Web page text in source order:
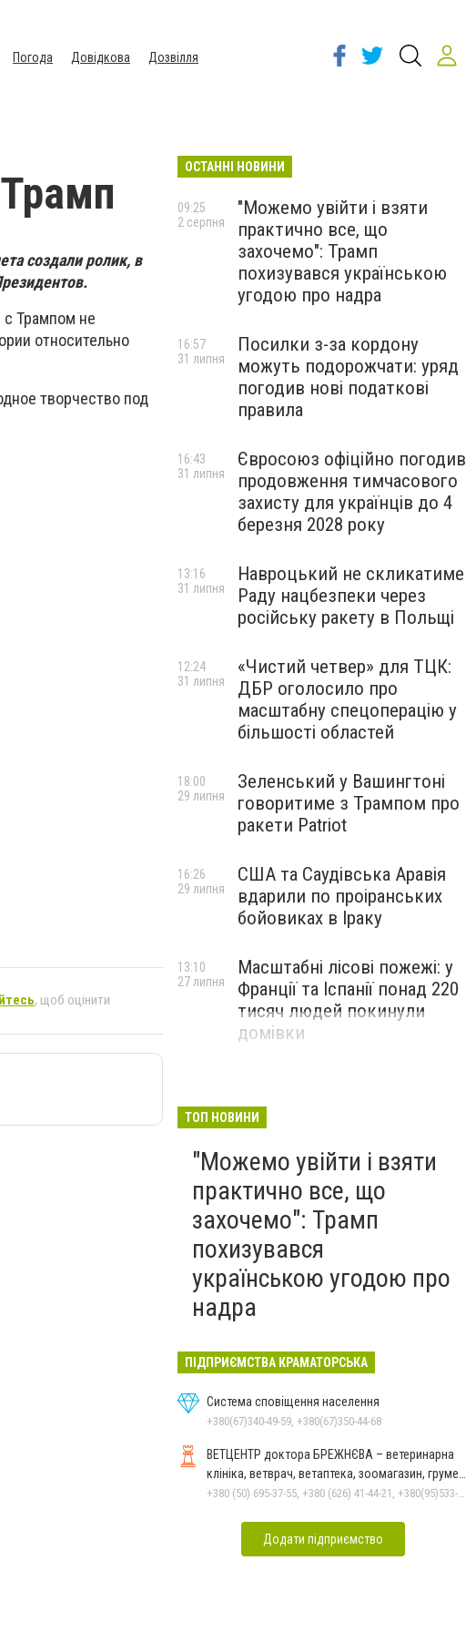
Погода Довідкова
Дозвілля
создали ролик, в
Трампом не
относительно
творчество под
, щоб оцінити
ОСТАННІ НОВИНИ
"Можемо увійти і взяти
практично все, що
захочемо": Трамп
похизувався українською
угодою про надра
09:25
2 серпня
Посилки з-за кордону
можуть подорожчати: уряд
погодив нові податкові
правила
16:57
31 липня
Євросоюз офіційно погодив
продовження тимчасового
захисту для українців до 4
березня 2028 року
16:43
31 липня
Навроцький не скликатиме
Раду нацбезпеки через
російську ракету в Польщі
13:16
31 липня
«Чистий четвер» для ТЦК:
ДБР оголосило про
масштабну спецоперацію у
більшості областей
12:24
31 липня
Зеленський у Вашингтоні
говоритиме з Трампом про
ракети Patriot
18:00
29 липня
США та Саудівська Аравія
вдарили по проіранських
бойовиках в Іраку
16:26
29 липня
Масштабні лісові пожежі: у
Франції та Іспанії понад 220
тисяч людей покинули
домівки
13:10
27 липня
ТОП НОВИНИ
"Можемо увійти і взяти
практично все, що
захочемо": Трамп
похизувався
українською угодою про
надра
ПІДПРИЄМСТВА КРАМАТОРСЬКА
Система сповіщення населення
+380(67)340-49-59, +380(67)350-44-68
ВЕТЦЕНТР доктора БРЕЖНЄВА – ветеринарна
клініка, ветврач, ветаптека, зоомагазин, грумер,
стрижки.
+380 (50) 695-37-55, +380 (626) 41-44-21, +380(95)533-90-03
Додати підприємство